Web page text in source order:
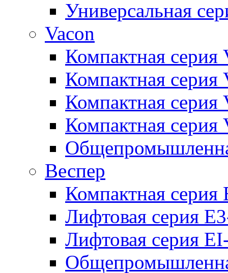
Универсальная
Vacon
Компактная серия
Компактная серия
Компактная
Компактная серия
Веспер
Компактная серия
Лифтовая серия
Лифтовая серия